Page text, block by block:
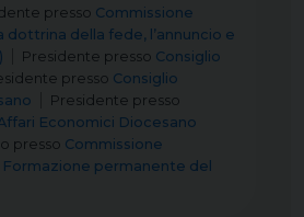
presso Commissione
dottrina della fede, l’annuncio e
Presidente presso Consiglio
presso Consiglio
Presidente presso
Economici Diocesano
presso Commissione
permanente del